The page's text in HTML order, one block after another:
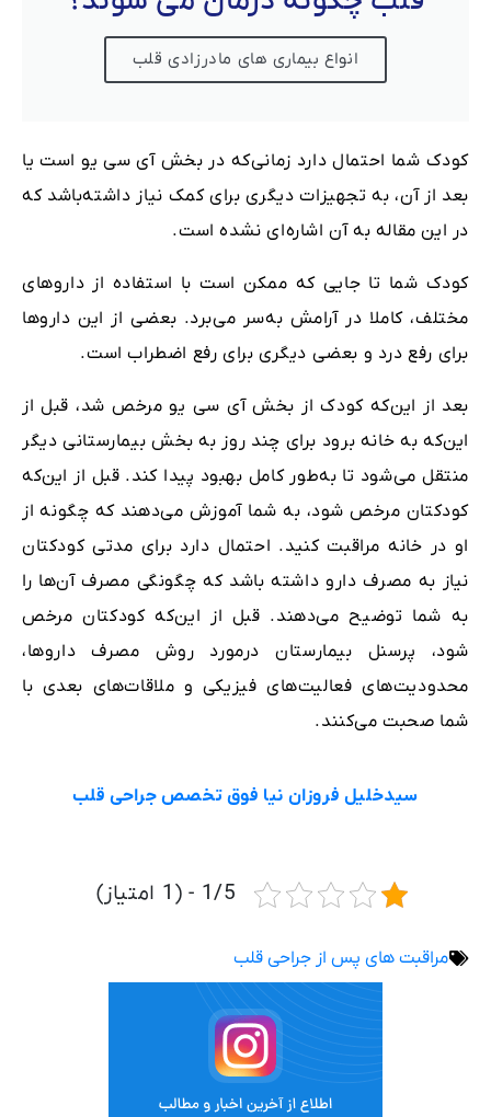
انواع بیماری های مادرزادی قلب
کودک شما احتمال دارد زمانی‌که در بخش آی سی یو است یا
بعد از آن، به تجهیزات دیگری برای کمک نیاز داشته‌باشد که
در این مقاله به آن اشاره‌ای نشده‌ است.
کودک شما تا جایی که ممکن است با استفاده از داروهای
مختلف، کاملا در آرامش به‌سر می‌برد. بعضی از این داروها
برای رفع درد و بعضی دیگری برای رفع اضطراب است.
بعد از این‌که کودک از بخش آی سی یو مرخص شد، قبل از
این‌که به خانه برود برای چند روز به بخش بیمارستانی دیگر
منتقل می‌شود تا به‌طور کامل بهبود پیدا کند. قبل از این‌که
کودکتان مرخص شود، به شما آموزش می‌دهند که چگونه از
او در خانه مراقبت کنید. احتمال دارد برای مدتی کودکتان
نیاز به مصرف دارو داشته ‌باشد که چگونگی مصرف آن‌ها را
به شما توضیح می‌دهند. قبل از این‌که کودکتان مرخص
شود، پرسنل بیمارستان درمورد روش مصرف داروها،
محدودیت‌های فعالیت‌های فیزیکی و ملاقات‌های بعدی با
شما صحبت می‌کنند.
سیدخلیل فروزان نیا فوق تخصص جراحی قلب
1/5 - (1 امتیاز)
مراقبت های پس از جراحی قلب